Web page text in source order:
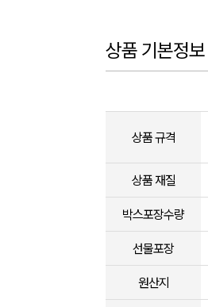
상품 기본정보
상품 규격
상품 재질
박스포장수량
선물포장
원산지